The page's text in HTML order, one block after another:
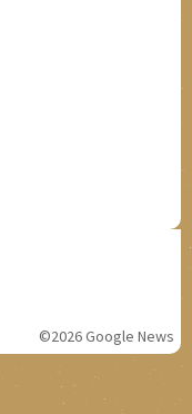
©2026 Google News